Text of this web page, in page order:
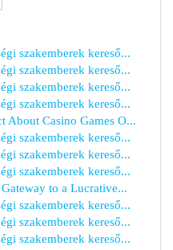
szakemberek kereső...
szakemberek kereső...
szakemberek kereső...
szakemberek kereső...
About Casino Games O...
szakemberek kereső...
szakemberek kereső...
szakemberek kereső...
to a Lucrative...
szakemberek kereső...
szakemberek kereső...
szakemberek kereső...